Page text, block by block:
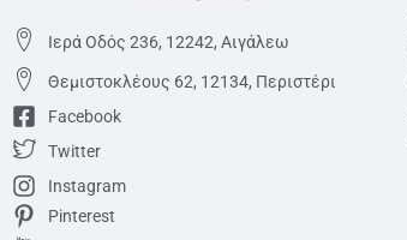
Ιερά Οδός 236, 12242, Αιγάλεω
Θεμιστoκλέους 62, 12134, Περιστέρι
Facebook
Twitter
Instagram
Pinterest